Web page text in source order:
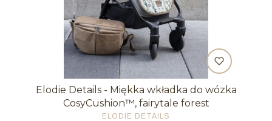
Elodie Details - Miękka wkładka do wózka
CosyCushion™, fairytale forest
PRODUCENT
ELODIE DETAILS